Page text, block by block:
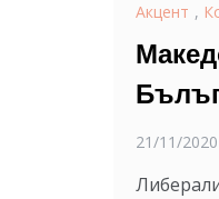
Акцент ,
21/11/2020